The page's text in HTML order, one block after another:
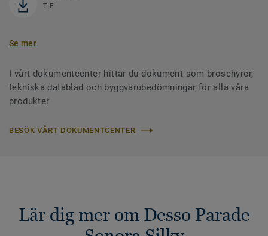
TIF
Se mer
I vårt dokumentcenter hittar du dokument som broschyrer,
tekniska datablad och byggvarubedömningar för alla våra
produkter
BESÖK VÅRT DOKUMENTCENTER
Lär dig mer om Desso Parade